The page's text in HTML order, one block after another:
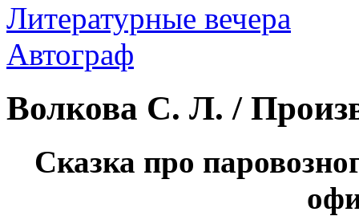
Литературные вечера
Автограф
Волкова С. Л. /
Сказка про